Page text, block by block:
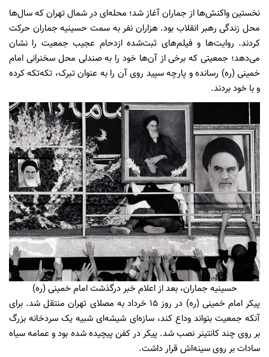
نخستین واکنش‌ها از جماران آغاز شد؛ محله‌ای در شمال تهران که سال‌ها
محل زندگی رهبر انقلاب بود. هزاران نفر به سمت حسینیه جماران حرکت
کردند. روایت‌ها و فیلم‌های ثبت‌شده ازدحام عجیب جمعیت را نشان
می‌دهد؛ جمعیتی که برخی از آن‌ها خود را به صندلی محل سخنرانی امام
خمینی (ره) رسانده و پارچه سپید روی آن را به عنوان تبرک، تکه‌تکه کرده
و با خود بردند.
حسینیه جماران، بعد از اعلام خبر درگذشت امام خمینی (ره)
پیکر امام خمینی (ره) در روز ۱۵ خرداد به مصلای تهران منتقل شد. برای
آنکه جمعیت بتواند وداع کند، سازه‌ای شیشه‌ای شبیه یک سردخانه بزرگ
بر روی چند کانتینر نصب شد. پیکر در کفن پیچیده شده بود و عمامه سیاه
سادات بر روی سینه‌اش قرار داشت.